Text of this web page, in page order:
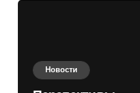
Новости